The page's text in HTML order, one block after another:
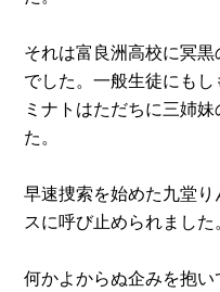
それは富良洲高校に冥
でした。一般生徒にもし
ミナトはただちに三姉
た。
早速捜索を始めた九堂
スに呼び止められました。
何かよからぬ企みを抱